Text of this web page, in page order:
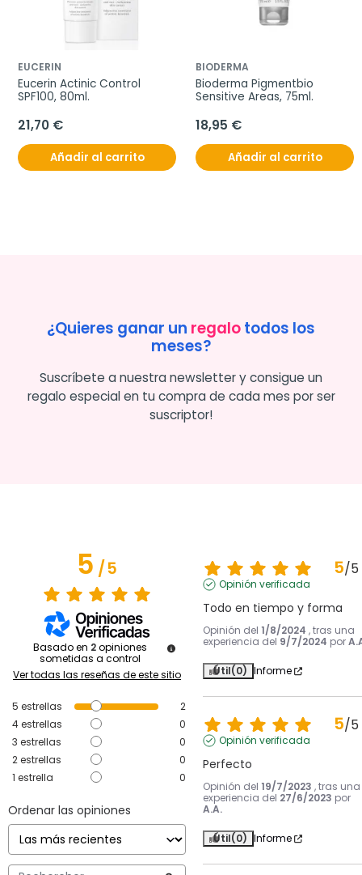
EUCERIN
Eucerin Actinic Control
SPF100, 80ml.
21,70 €
Añadir al carrito
BIODERMA
Bioderma Pigmentbio
Sensitive Areas, 75ml.
18,95 €
Añadir al carrito
¿Quieres ganar un regalotodos los
meses?
Suscríbete a nuestra newsletter y consigue un
regalo especial en tu compra de cada mes por ser
suscriptor!
5/5
Basado en 2 opiniones
sometidas a control
Ver todas las reseñas de este sitio
5 estrellas
2
4estrellas
0
3 estrellas
0
2estrellas
0
1 estrella 0
Ordenar las opiniones
5/5
Opinión verificada
Todo en tiempo y forma
Opinión del 1/8/2024 , tras una
experiencia del 9/7/2024 por
Útil(0) Informe
5/5
Opinión verificada
Perfecto
Opinión del 19/7/2023 , tras una
experiencia del 27/6/2023 por
A.A.
Útil(0) Informe